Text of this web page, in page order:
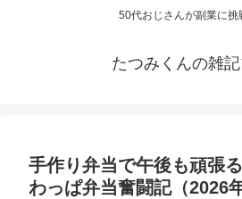
50代おじさんが副業に挑
たつみくんの雑
手作り弁当で午後も頑張
わっぱ弁当奮闘記（2026